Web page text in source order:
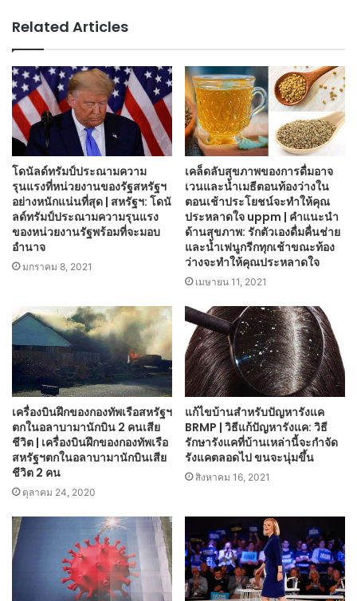
Related Articles
โดนัลด์ทรัมป์ประณามความ
รุนแรงที่หน่วยงานของรัฐสหรัฐฯ
อย่างหนักแน่นที่สุด | สหรัฐฯ: โดนั
ลด์ทรัมป์ประณามความรุนแรง
ของหน่วยงานรัฐพร้อมที่จะมอบ
อำนาจ
มกราคม 8, 2021
เคล็ดลับสุขภาพของการดื่มอาจ
เวนและน้ำเมธีตอนท้องว่างใน
ตอนเช้าประโยชน์จะทำให้คุณ
ประหลาดใจ uppm | คำแนะนำ
ด้านสุขภาพ: รักตัวเองดื่มคื่นช่าย
และน้ำเฟนูกรีกทุกเช้าขณะท้อง
ว่างจะทำให้คุณประหลาดใจ
เมษายน 11, 2021
เครื่องบินฝึกของกองทัพเรือสหรัฐฯ
ตกในอลาบามานักบิน 2 คนเสีย
ชีวิต | เครื่องบินฝึกของกองทัพเรือ
สหรัฐฯตกในอลาบามานักบินเสีย
ชีวิต 2 คน
ตุลาคม 24, 2020
แก้ไขบ้านสำหรับปัญหารังแค
BRMP | วิธีแก้ปัญหารังแค: วิธี
รักษารังแคที่บ้านเหล่านี้จะกำจัด
รังแคตลอดไป ขนจะนุ่มขึ้น
สิงหาคม 16, 2021